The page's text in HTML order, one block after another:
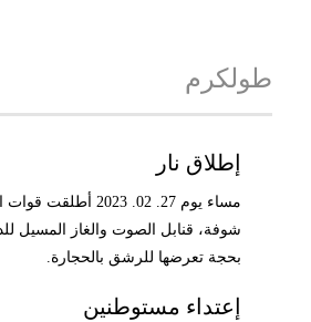
طولكرم
إطلاق نار
مساء يوم 27. 02.
شوفة، قنابل الصوت والغاز المسيل
بحجة تعرضها للرشق بالحجارة.
إعتداء مستوطنين